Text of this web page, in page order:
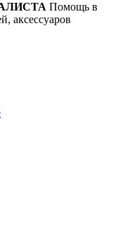
Помощь в
аксессуаров